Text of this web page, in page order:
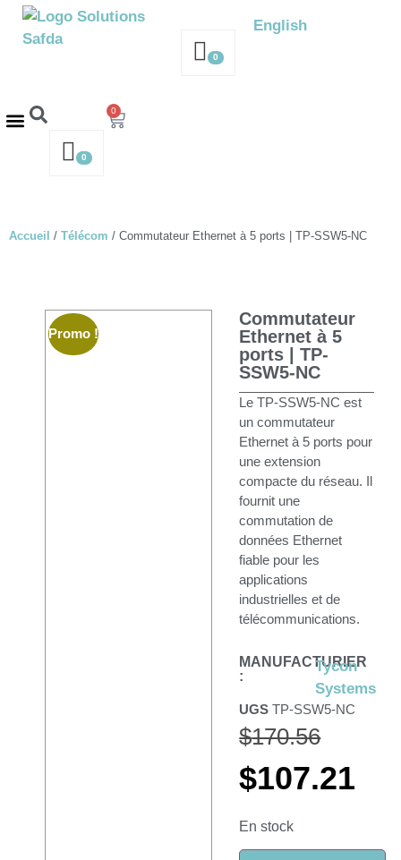
0
English
0
0
Accueil / Télécom / Commutateur Ethernet à 5 ports | TP-SSW5-NC
Promo !
Commutateur
Ethernet à 5
ports | TP-
SSW5-NC
Le TP-SSW5-NC est
un commutateur
Ethernet à 5 ports pour
une extension
compacte du réseau. Il
fournit une
commutation de
données Ethernet
fiable pour les
applications
industrielles et de
télécommunications.
MANUFACTURIER
:
Tycon
Systems
UGSTP-SSW5-NC
$170.56
$107.21
En stock